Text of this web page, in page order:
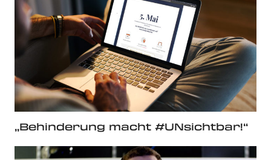
„Behinderung macht #UNsichtbar!“